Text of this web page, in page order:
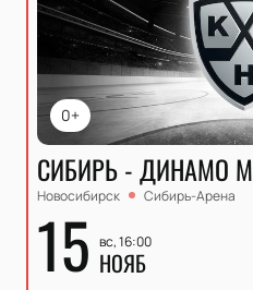
0+
СИБИРЬ - ДИНАМО М
Новосибирск Сибирь-Арена
15 вс, 16:00
НОЯБ